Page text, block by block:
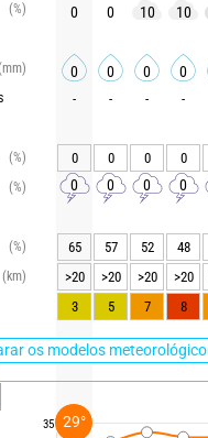
(%)
(%)
(%)
(%)
(km)
os modelos
35
0 0 10 10
0 0 0 0
- - - -
0 0 0 0
0 0 0 0
65 57 52 48
>20
>20 >20 >20
3
5 7 8
29°